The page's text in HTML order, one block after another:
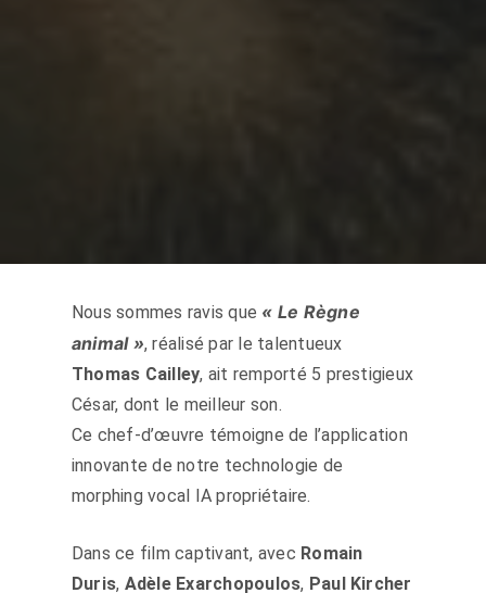
Nous sommes ravis que « Le Règne
animal », réalisé par le talentueux
Thomas Cailley, ait remporté 5 prestigieux
César, dont le meilleur son.
Ce chef-d’œuvre témoigne de l’application
innovante de notre technologie de
morphing vocal IA propriétaire.
Dans ce film captivant, avec Romain
Duris, Adèle Exarchopoulos, Paul Kircher